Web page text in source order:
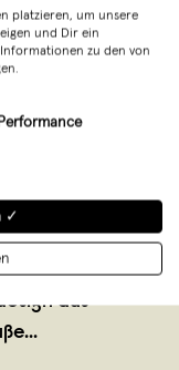
,Falkensee
Stahl. Wir
in
aus
...
platzieren, um unsere
und Dir ein
zu den von
Performance
✓